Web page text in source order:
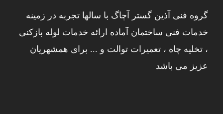
گروه فنی آذین گستر آچاگ با سالها تجربه در زمینه
خدمات فنی ساختمان آماده ارائه خدمات لوله بازکنی
، تخلیه چاه ، تعمیرات توالت و ... برای همشهریان
عزیز می باشد